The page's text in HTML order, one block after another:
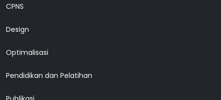
CPNS
Design
Optimalisasi
Pendidikan dan Pelatihan